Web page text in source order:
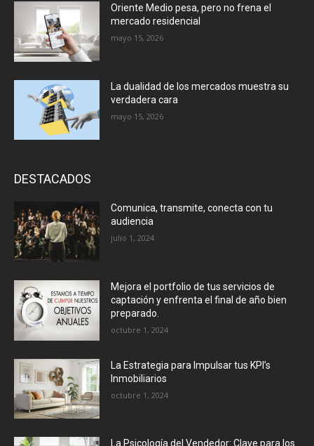
Oriente Medio pesa, pero no frena el
mercado residencial
mayo 15, 2026
La dualidad de los mercados muestra su
verdadera cara
mayo 15, 2026
DESTACADOS
Comunica, transmite, conecta con tu
audiencia
julio 1, 2024
Mejora el portfolio de tus servicios de
captación y enfrenta el final de año bien
preparado.
octubre 1, 2024
La Estrategia para Impulsar tus KPI’s
Inmobiliarios
octubre 1, 2024
La Psicología del Vendedor: Clave para los